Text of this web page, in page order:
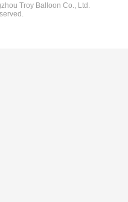
Troy Balloon Co., Ltd.